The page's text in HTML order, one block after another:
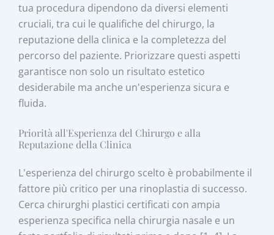
tua procedura dipendono da diversi elementi
cruciali, tra cui le qualifiche del chirurgo, la
reputazione della clinica e la completezza del
percorso del paziente. Priorizzare questi aspetti
garantisce non solo un risultato estetico
desiderabile ma anche un'esperienza sicura e
fluida.
Priorità all'Esperienza del Chirurgo e alla
Reputazione della Clinica
L'esperienza del chirurgo scelto è probabilmente il
fattore più critico per una rinoplastia di successo.
Cerca chirurghi plastici certificati con ampia
esperienza specifica nella chirurgia nasale e un